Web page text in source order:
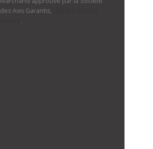
des Avis Garantis,
.